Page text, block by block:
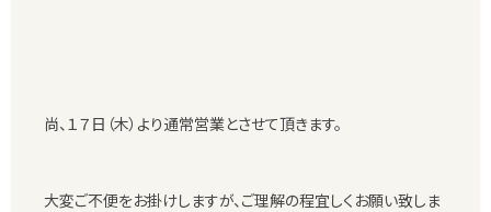
尚、１７日（木）より通常営業とさせて頂きます。
大変ご不便をお掛けしますが、ご理解の程宜しくお願い致しま